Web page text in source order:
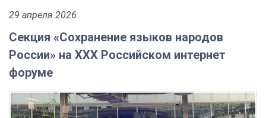
29 апреля 2026
Секция «Сохранение языков народов
России» на ХХХ Российском интернет
форуме